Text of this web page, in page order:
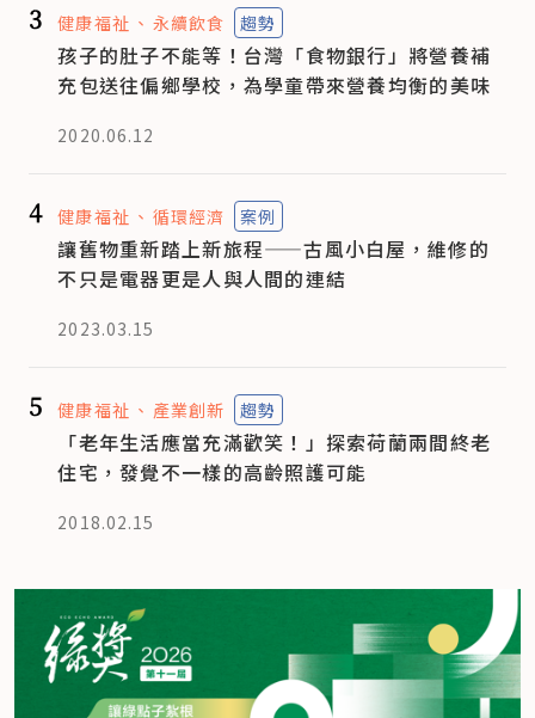
3 健康福祉 永續飲食 趨勢
孩子的肚子不能等！台灣「食物銀行」將營養補
充包送往偏鄉學校，為學童帶來營養均衡的美味
2020.06.12
4 健康福祉 循環經濟 案例
讓舊物重新踏上新旅程——古風小白屋，維修的
不只是電器更是人與人間的連結
2023.03.15
5 健康福祉 產業創新 趨勢
「老年生活應當充滿歡笑！」探索荷蘭兩間終老
住宅，發覺不一樣的高齡照護可能
2018.02.15